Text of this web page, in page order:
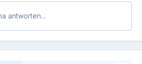
antworten...